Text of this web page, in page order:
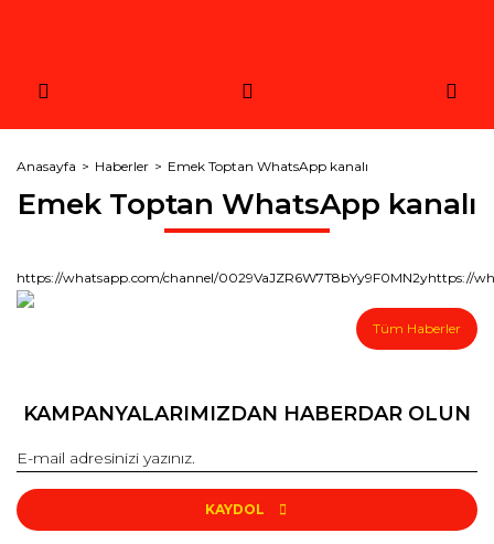
Anasayfa Haberler Emek Toptan WhatsApp kanalı
Emek Toptan WhatsApp kanalı
https://whatsapp.com/channel/0029VaJZR6W7T8bYy9F0MN2yhttps://
Tüm Haberler
KAMPANYALARIMIZDAN HABERDAR OLUN
KAYDOL